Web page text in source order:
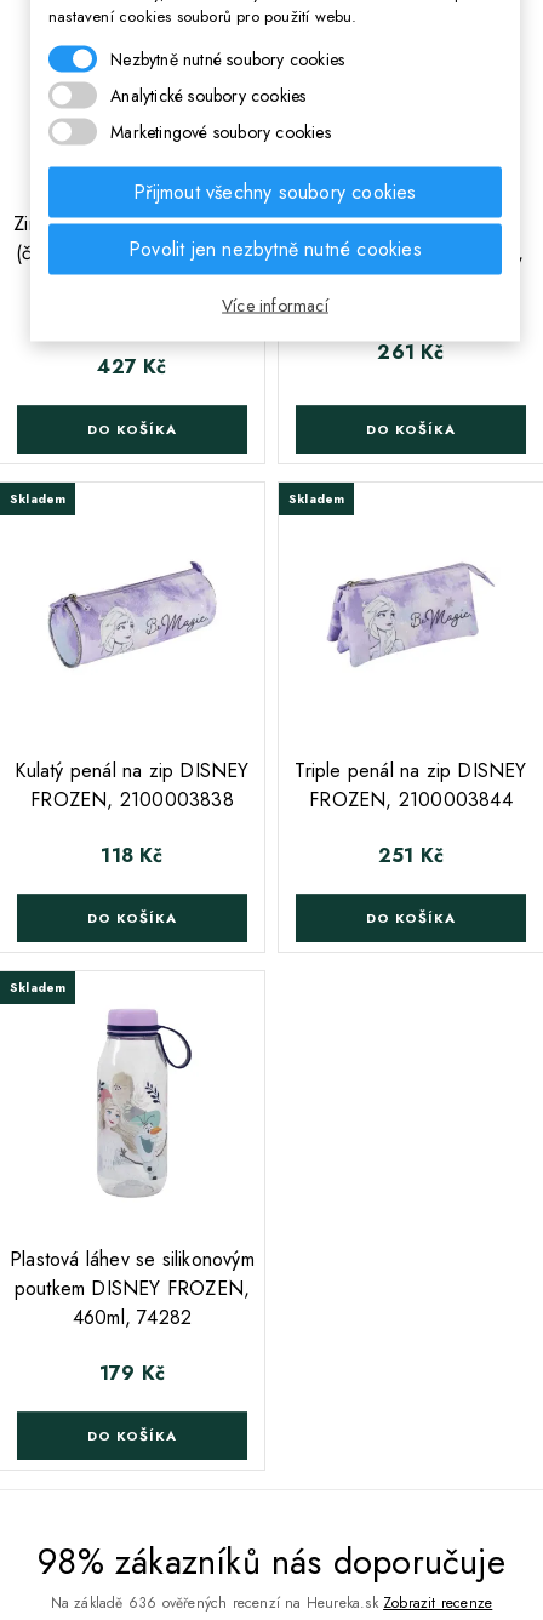
Zimní set v dárkovém balení
(čepice, nákrčník, rukavice)
DISNEY FROZEN,
Cena
427 Kč
DO KOŠÍKA
;
Plastová láhev s výsuvnou
brčkom DISNEY FROZEN,
350ml, 74251
Cena
261 Kč
DO KOŠÍKA
Skladem
Kulatý penál na zip DISNEY
FROZEN, 2100003838
Cena
118 Kč
DO KOŠÍKA
Skladem
Triple penál na zip DISNEY
FROZEN, 2100003844
Cena
251 Kč
DO KOŠÍKA
Skladem
Plastová láhev se silikonovým
poutkem DISNEY FROZEN,
460ml, 74282
Cena
179 Kč
DO KOŠÍKA
98% zákazníků nás doporučuje
Na základě 636 ověřených recenzí na Heureka.sk Zobrazit recenze
nastavení cookies souborů pro použití webu.
Nezbytně nutné soubory cookies
Analytické soubory cookies
Marketingové soubory cookies
Přijmout všechny soubory cookies
Povolit jen nezbytně nutné cookies
Více informací